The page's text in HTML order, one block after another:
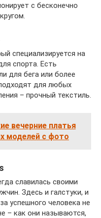
с бесконечно
специализируется на
спорта. Есть
для бега или более
для любых
– прочный текстиль.
вечерние платья
моделей с фото
славилась своими
Здесь и галстуки, и
успешного человека не
– как они называются,